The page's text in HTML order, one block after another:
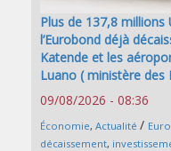
Plus de 137,8 millions
l’Eurobond déjà
Katende et les
Luano ( ministère des
09/08/2026 - 08:36
Économie, Actualité /
décaissement,